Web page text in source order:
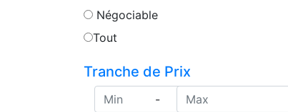
Négociable
Tout
Tranche de Prix
-